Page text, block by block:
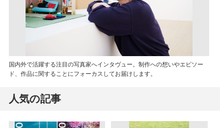
国内外で活躍する注目の写真家へインタヴュー。制作への想いやエピソー
ド、作品に関することにフォーカスしてお届けします。
人気の記事